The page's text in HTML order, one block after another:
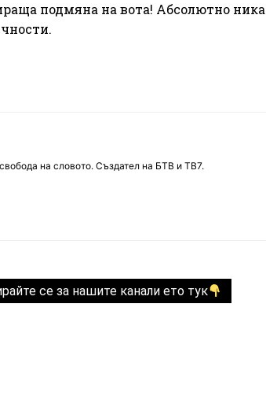
подмяна на вота! Абсолютно
на словото. Създател на БТВ и ТВ7.
се за нашите канали ето тук